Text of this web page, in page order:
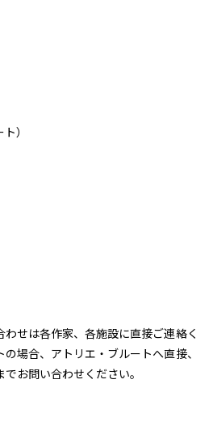
）
せは各作家、各施設に直接ご連絡く
場合、アトリエ・ブルートへ直接、
お問い合わせください。